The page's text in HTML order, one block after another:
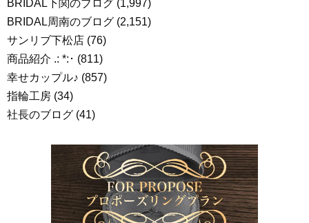
BRIDAL下関のブログ (1,997)
BRIDAL周南のブログ (2,151)
サンリブ下松店 (76)
商品紹介 .: *:･ (811)
幸せカップル♪ (857)
指輪工房 (34)
社長のブログ (41)